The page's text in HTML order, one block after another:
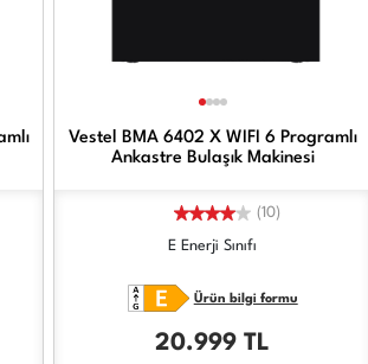
Vestel BMA 6402 X WIFI 6 Programlı
Ankastre Bulaşık Makinesi
(10)
E Enerji Sınıfı
Ürün bilgi formu
20.999TL